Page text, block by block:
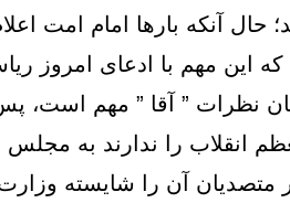
حال آنکه بارها امام امت
این مهم با ادعای امروز
نظرات ” آقا‌ ” مهم است،
انقلاب را ندارند به